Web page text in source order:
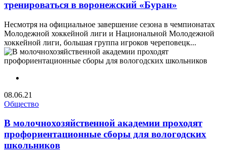
тренироваться в воронежский «Буран»
Несмотря на официальное завершение сезона в чемпионатах
Молодежной хоккейной лиги и Национальной Молодежной
хоккейной лиги, большая группа игроков череповецк...
08.06.21
Общество
В молочнохозяйственной академии проходят
профориентационные сборы для вологодских
школьников